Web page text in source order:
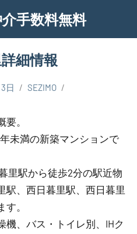
手数料無料
細情報
日 SEZIMO
。
未満の新築マンションで
里駅から徒歩2分の駅近物
駅、西日暮里駅、西日暮里
。
機、バス・トイレ別、IHク